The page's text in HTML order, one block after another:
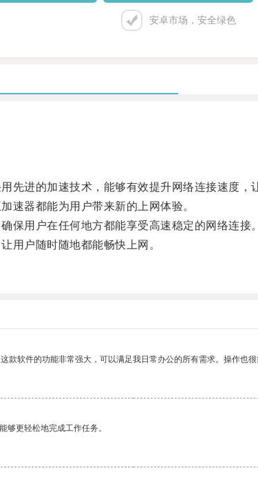
安卓市场，安全绿色
进的加速技术，能够有效提升网络连接速度，
器都能为用户带来新的上网体验。
用户在任何地方都能享受高速稳定的网络连接。
户随时随地都能畅快上网。
软件的功能非常强大，可以满足我日常办公的所有需求。操作也很
够更轻松地完成工作任务。